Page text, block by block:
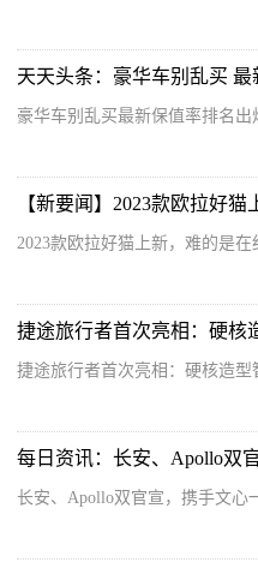
豪华车别乱买最新保值率排名
【新要闻】2023款欧拉好
2023款欧拉好猫上新，难的是
捷途旅行者首次亮相：硬核
捷途旅行者首次亮相：硬核造型
长安、Apollo双官宣，携手文心